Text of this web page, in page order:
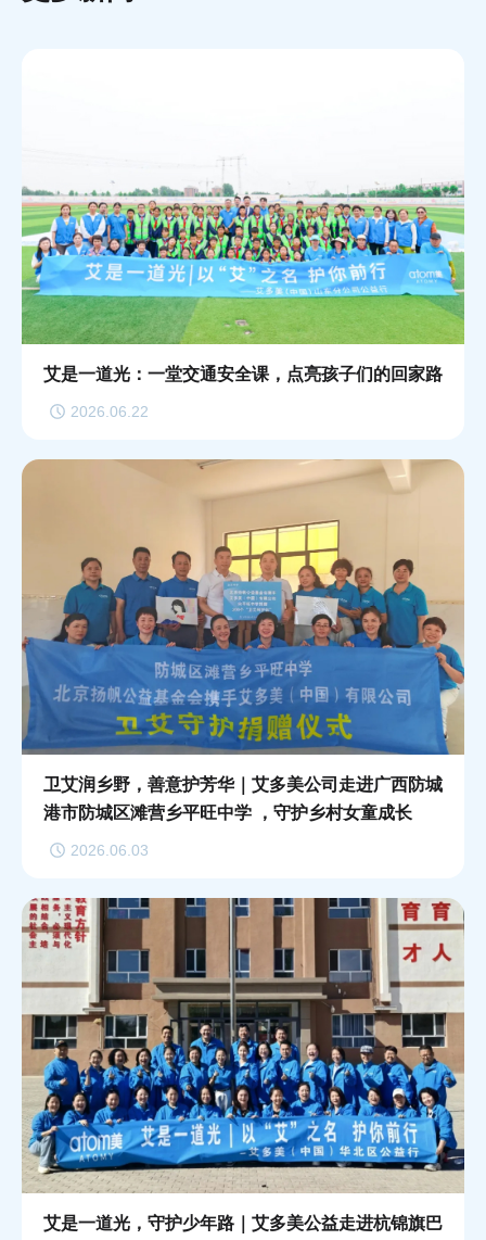
艾是一道光：一堂交通安全课，点亮孩子们的回家路
2026.06.22
卫艾润乡野，善意护芳华｜艾多美公司走进广西防城
港市防城区滩营乡平旺中学 ，守护乡村女童成长
2026.06.03
艾是一道光，守护少年路｜艾多美公益走进杭锦旗巴